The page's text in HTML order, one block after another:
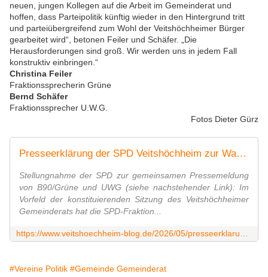
neuen, jungen Kollegen auf die Arbeit im Gemeinderat und
hoffen, dass Parteipolitik künftig wieder in den Hintergrund tritt
und parteiübergreifend zum Wohl der Veitshöchheimer Bürger
gearbeitet wird“, betonen Feiler und Schäfer. „Die
Herausforderungen sind groß. Wir werden uns in jedem Fall
konstruktiv einbringen.“
Christina Feiler
Fraktionssprecherin Grüne
Bernd Schäfer
Fraktionssprecher U.W.G.
Fotos Dieter Gürz
Presseerklärung der SPD Veitshöchheim zur Wahl der stellvertretenden Bürgermeister: Überraschungen trotz ausführlicher Vorgespräche - Veitshöchheim News
Stellungnahme der SPD zur gemeinsamen Pressemeldung
von B90/Grüne und UWG (siehe nachstehender Link): Im
Vorfeld der konstituierenden Sitzung des Veitshöchheimer
Gemeinderats hat die SPD-Fraktion...
#Vereine Politik #Gemeinde Gemeinderat